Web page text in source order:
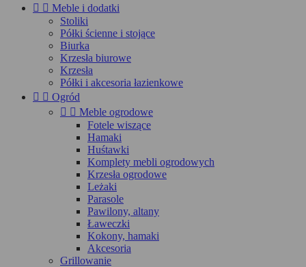
  Meble i dodatki
Stoliki
Półki ścienne i stojące
Biurka
Krzesła biurowe
Krzesła
Półki i akcesoria łazienkowe
  Ogród
  Meble ogrodowe
Fotele wiszące
Hamaki
Huśtawki
Komplety mebli ogrodowych
Krzesła ogrodowe
Leżaki
Parasole
Pawilony, altany
Ławeczki
Kokony, hamaki
Akcesoria
Grillowanie